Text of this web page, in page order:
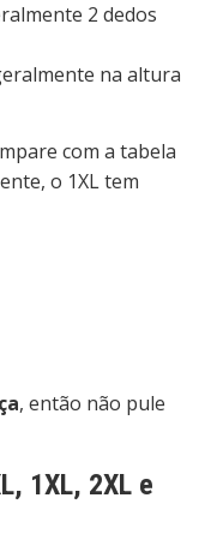
2 dedos
na altura
com a tabela
o 1XL tem
, então não pule
1XL, 2XL e